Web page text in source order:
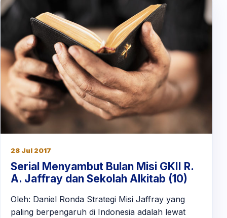
28 Jul 2017
Serial Menyambut Bulan Misi GKII R.
A. Jaffray dan Sekolah Alkitab (10)
Oleh: Daniel Ronda Strategi Misi Jaffray yang
paling berpengaruh di Indonesia adalah lewat